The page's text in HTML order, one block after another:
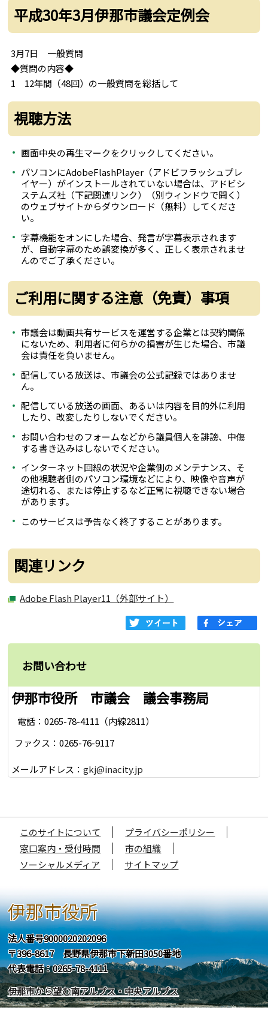
平成30年3月伊那市議会定例会
3月7日 一般質問
◆質問の内容◆
1 12年間（48回）の一般質問を総括して
視聴方法
画面中央の再生マークをクリックしてください。
パソコンにAdobeFlashPlayer（アドビフラッシュプレ
イヤー）がインストールされていない場合は、アドビシ
ステムズ社（下記関連リンク）（別ウィンドウで開く）
のウェブサイトからダウンロード（無料）してくださ
い。
字幕機能をオンにした場合、発言が字幕表示されます
が、自動字幕のため誤変換が多く、正しく表示されませ
んのでご了承ください。
ご利用に関する注意（免責）事項
市議会は動画共有サービスを運営する企業とは契約関係
にないため、利用者に何らかの損害が生じた場合、市議
会は責任を負いません。
配信している放送は、市議会の公式記録ではありませ
ん。
配信している放送の画面、あるいは内容を目的外に利用
したり、改変したりしないでください。
お問い合わせのフォームなどから議員個人を誹謗、中傷
する書き込みはしないでください。
インターネット回線の状況や企業側のメンテナンス、そ
の他視聴者側のパソコン環境などにより、映像や音声が
途切れる、または停止するなど正常に視聴できない場合
があります。
このサービスは予告なく終了することがあります。
関連リンク
Adobe Flash Player11（外部サイト）
お問い合わせ
伊那市役所 市議会 議会事務局
電話：0265-78-4111（内線2811）
ファクス：0265-76-9117
メールアドレス：gkj@inacity.jp
このサイトについて
プライバシーポリシー
窓口案内・受付時間
市の組織
ソーシャルメディア
サイトマップ
伊那市役所
法人番号9000020202096
〒396-8617 長野県伊那市下新田3050番地
代表電話：0265-78-4111
伊那市から望む南アルプス・中央アルプス